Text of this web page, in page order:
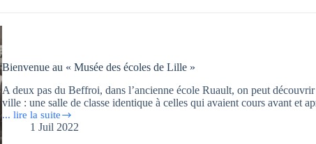
Bienvenue au « Musée des écoles de Lille »
A deux pas du Beffroi, dans l’ancienne école Ruault, on peut
ville : une salle de classe identique à celles qui avaient cours avant et
... lire la suite
Bienvenue
au « Musée1 Juil 2022